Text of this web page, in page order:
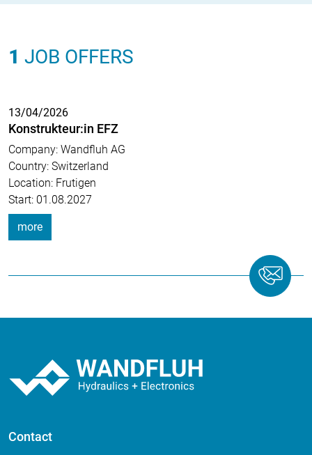
1 JOB OFFERS
13/04/2026
Konstrukteur:in EFZ
Company: Wandfluh AG
Country: Switzerland
Location: Frutigen
Start: 01.08.2027
more
Contact